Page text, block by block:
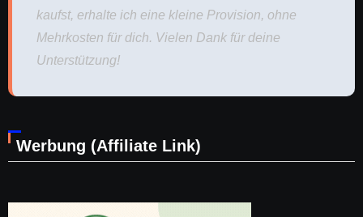
kaufst, erhalte ich eine kleine Provision, ohne
Mehrkosten für dich. Vielen Dank für deine
Unterstützung!
Werbung (Affiliate Link)